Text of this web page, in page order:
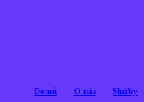
Domů O nás Služby